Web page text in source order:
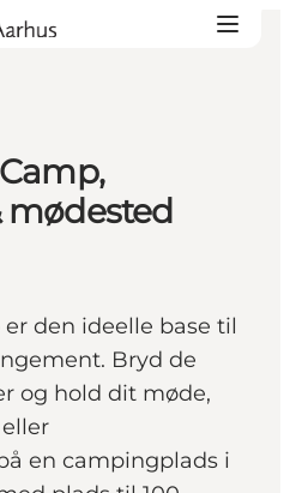
mødested
den ideelle base til
Bryd de
og hold dit møde,
en campingplads i